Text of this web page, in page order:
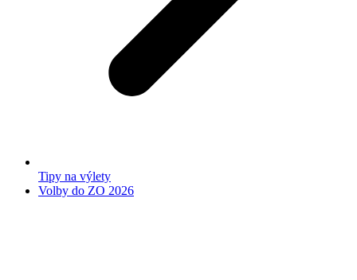
Tipy na výlety
Volby do ZO 2026